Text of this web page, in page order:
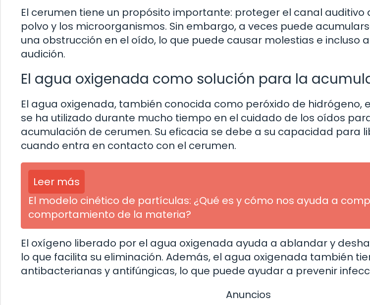
El cerumen tiene un propósito importante: proteger el canal auditivo
polvo y los microorganismos. Sin embargo, a veces puede
una obstrucción en el oído, lo que puede causar molestias e incluso
audición.
El agua oxigenada como solución para la
El agua oxigenada, también conocida como peróxido de hidrógeno,
se ha utilizado durante mucho tiempo en el cuidado de los oídos
acumulación de cerumen. Su eficacia se debe a su capacidad para
cuando entra en contacto con el cerumen.
Leer más
El modelo cinético de partículas: ¿Qué es y cómo nos ayuda a
comportamiento de la materia?
El oxígeno liberado por el agua oxigenada ayuda a ablandar y
lo que facilita su eliminación. Además, el agua oxigenada también
antibacterianas y antifúngicas, lo que puede ayudar a prevenir
Anuncios